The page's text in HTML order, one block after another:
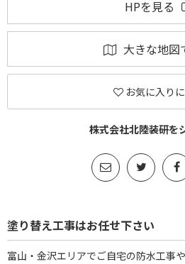
HPを見る
大きな地図
お気に入り
株式会社北陸装研を
塗り替え工事はお任せ下さい
富山・金沢エリアでご自宅の防水工事